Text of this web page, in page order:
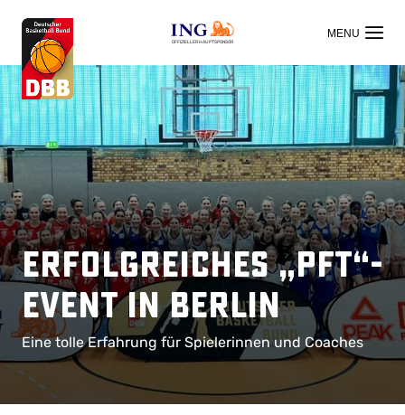
OFFIZIELLER HAUPTSPONSOR
Erfolgreiches „PFT“-
Event in Berlin
Eine tolle Erfahrung für Spielerinnen und Coaches